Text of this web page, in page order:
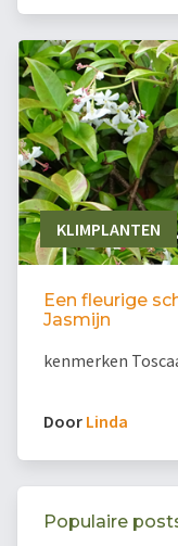
KLIMPLANTEN
Een fleurige
Jasmijn
kenmerken
Door Linda
Populaire